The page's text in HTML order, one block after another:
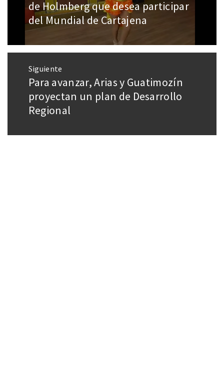
de Holmberg que desea participar
del Mundial de Cartajena
Siguiente
Para avanzar, Arias y Guatimozín
proyectan un plan de Desarrollo
Regional